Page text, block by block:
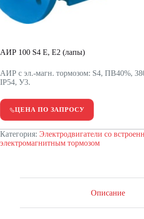
АИР 100 S4 Е, Е2 (лапы)
АИР с эл.-магн. тормозом: S4, ПВ40%,
IP54, У3.
ЦЕНА ПО ЗАПРОСУ
Категория: Электродвигатели со
электромагнитным тормозом
Описание